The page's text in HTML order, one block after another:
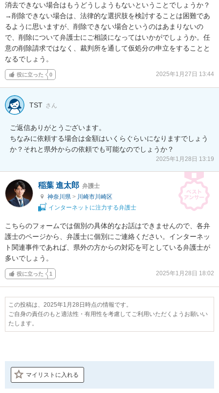
消去できない場合はもうどうしようもないということでしょうか？
→削除できない場合は、法律的な選択肢を検討することは困難であ
るように思いますが、削除できない場合というのはあまりないの
で、削除について弁護士にご相談になってはいかがでしょうか。任
意の削除請求ではなく、裁判所を通して仮処分の申立をすることと
なるでしょう。
役に立った 0 2025年1月27日 13:44
TST さん
ご返信ありがとうございます。
ちなみに依頼する場合は金額はいくらぐらいになりますでしょう
か？それと県外からの依頼でも可能なのでしょうか？
2025年1月28日 13:19
稲葉 進太郎 弁護士
神奈川県 > 川崎市川崎区
インターネットに注力する弁護士
こちらのフォームでは個別の具体的なお話はできませんので、各弁
護士のページから、弁護士に個別にご連絡ください。インターネッ
ト関連事件であれば、県外の方からの対応を可としている弁護士が
多いでしょう。
役に立った 1 2025年1月28日 18:02
この投稿は、2025年1月28日時点の情報です。
ご自身の責任のもと適法性・有用性を考慮してご利用いただくようお願いい
たします。
マイリストに入れる